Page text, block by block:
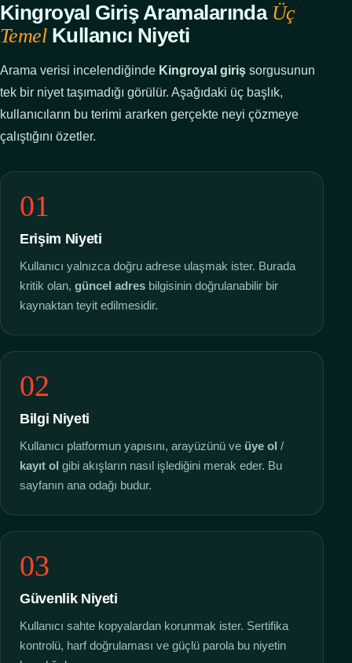
Kingroyal Giriş Aramalarında Üç
TemelKullanıcı Niyeti
Arama verisi incelendiğinde Kingroyal giriş sorgusunun
tek bir niyet taşımadığı görülür. Aşağıdaki üç başlık,
kullanıcıların bu terimi ararken gerçekte neyi çözmeye
çalıştığını özetler.
01
Erişim Niyeti
Kullanıcı yalnızca doğru adrese ulaşmak ister. Burada
kritik olan, güncel adres bilgisinin doğrulanabilir bir
kaynaktan teyit edilmesidir.
02
Bilgi Niyeti
Kullanıcı platformun yapısını, arayüzünü ve üye ol /
kayıt ol gibi akışların nasıl işlediğini merak eder. Bu
sayfanın ana odağı budur.
03
Güvenlik Niyeti
Kullanıcı sahte kopyalardan korunmak ister. Sertifika
kontrolü, harf doğrulaması ve güçlü parola bu niyetin